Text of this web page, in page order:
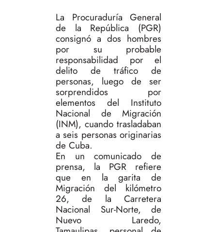
La Procuraduría General
de la República (PGR)
consignó a dos hombres
por su probable
responsabilidad por el
delito de tráfico de
personas, luego de ser
sorprendidos por
elementos del Instituto
Nacional de Migración
(INM), cuando trasladaban
a seis personas originarias
de Cuba.
En un comunicado de
prensa, la PGR refiere
que en la garita de
Migración del kilómetro
26, de la Carretera
Nacional Sur-Norte, de
Nuevo Laredo,